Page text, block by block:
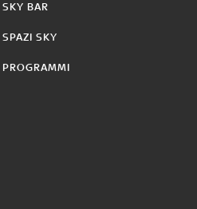
SKY BAR
SPAZI SKY
PROGRAMMI